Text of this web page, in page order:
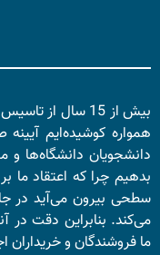
بیش از 15 سال
همواره کوشیده‌ایم آیینه
دانشجویان دانشگاه‌ها و
بدهیم چرا که اعتقاد
سطحی بیرون می‌آید در
می‌کند. بنابراین دقت
ما فروشندگان و خریداران